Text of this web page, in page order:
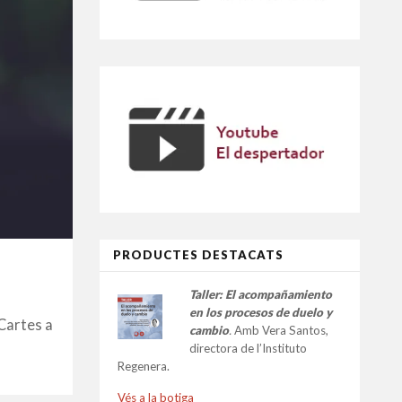
a
PRODUCTES DESTACATS
Taller: El acompañamiento
en los procesos de duelo y
cambio. Amb Vera Santos,
directora de l’Instituto
Regenera.
Vés a la botiga